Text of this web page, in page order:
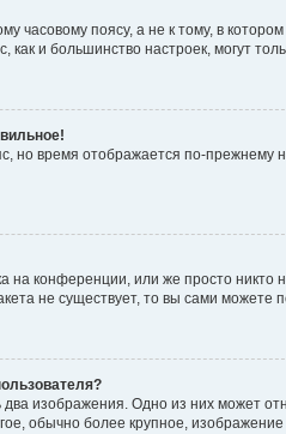
часовому поясу, а не к тому, в
как и большинство настроек, могут
но время отображается по-
на конференции, или же просто
не существует, то вы сами
изображения. Одно из них может
обычно более крупное,